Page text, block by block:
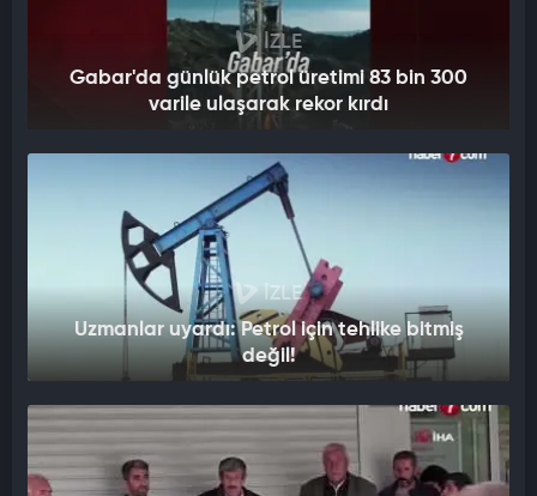
İZLE
Gabar'da günlük petrol üretimi 83 bin 300
varile ulaşarak rekor kırdı
İZLE
Uzmanlar uyardı: Petrol için tehlike bitmiş
değil!